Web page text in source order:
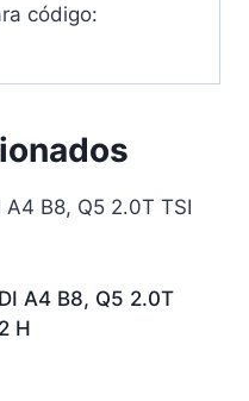
código:
A4 B8, Q5 2.0T
H